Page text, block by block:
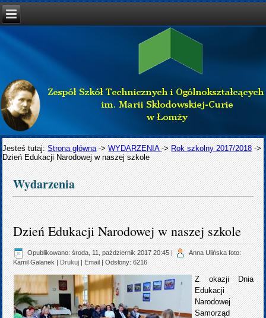
Jesteś tutaj:Strona główna ->WYDARZENIA-> Rok szkolny 2017/2018 ->
Dzień Edukacji Narodowej w naszej szkole
Wydarzenia
Dzień Edukacji Narodowej w naszej szkole
Opublikowano: środa, 11, październik 2017 20:45 |
Anna Ulińska foto:
Kamil Galanek | Drukuj |Email | Odsłony: 6216
Z okazji Dnia
Edukacji
Narodowej
Samorząd